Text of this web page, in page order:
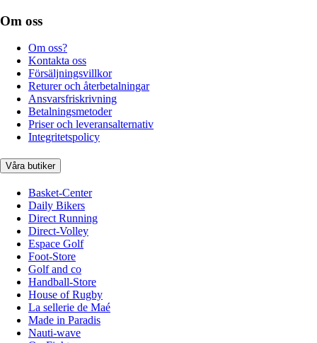
Om oss
Om oss?
Kontakta oss
Försäljningsvillkor
Returer och återbetalningar
Ansvarsfriskrivning
Betalningsmetoder
Priser och leveransalternativ
Integritetspolicy
Våra butiker
Basket-Center
Daily Bikers
Direct Running
Direct-Volley
Espace Golf
Foot-Store
Golf and co
Handball-Store
House of Rugby
La sellerie de Maé
Made in Paradis
Nauti-wave